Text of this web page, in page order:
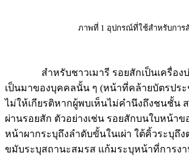
ภาพที่ 1 อุปกรณ์ที่ใช้สำหรับการ
สำหรับชาวเมารี รอยสักเป็นเครื่องบ่
เป็นมาของบุคคลนั้น ๆ (หน้าที่คล้ายบัตรประ
ไม่ให้เกียรติหากผู้พบเห็นไม่คำนึงถึงชนชั้น
ผ่านรอยสัก ตัวอย่างเช่น รอยสักบนใบหน้าข
หน้าผากระบุถึงลำดับขั้นในเผ่า ใต้คิ้วระบุถึ
ขมับระบุสถานะสมรส แก้มระบุหน้าที่การงา